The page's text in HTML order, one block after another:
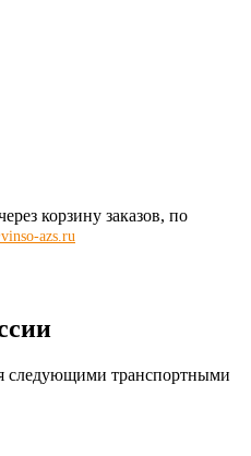
корзину заказов, по
azs.ru
следующими транспортными